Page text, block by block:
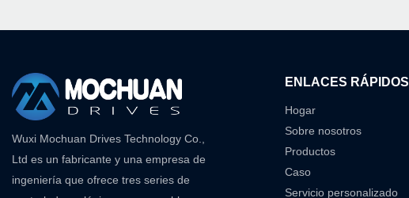
Wuxi Mochuan Drives Technology Co.,
Ltd es un fabricante y una empresa de
ingeniería que ofrece tres series de
ENLACES RÁPIDOS
Hogar
Sobre nosotros
Productos
Caso
Servicio personalizado